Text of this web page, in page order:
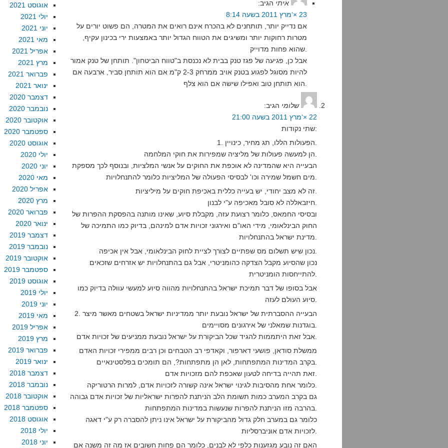
איתי הגיב:
23 ×‘מרץ 2011 בשעה 8:14
אם נדייק יותר, תותחנים לא בהכרח אינם רואים את המטרה, הם פשוט יורים על
מטרות רחוקות יותר ומשיגים את הטווח הגדול יותר באמצעות ירי בכינון עקיף,
אבל כן, פגיעה של פגז טנק בבית לא נכנסת ב"טווח הביטחון". תותחן של טנק אמור
להיות מסוגל לפגוע בטנק אויב ממרחק 2-3 ק"מ אם הוא תותחן סביר, ארבעה אם
שלומי הגיב:
22 ×‘מרץ 2011 בשעה 21:00
שתי נקודות:
הבעייה היא שהמדינה לא אוכפת את החוקים על אנשי המלציות, ובנוסף לכך מספקת
ובסיסי החמאס, כלומר רצועת עזה, מקבלת סיוע, שאינו מותנה בהפסקת ההפרות של
החוק הבינלאומי, מידי האו"ם ואירגוני זכויות אדם למינהם, בדיוק כמו התמיכה של
נכון שהסיוע מקבל הצדקה כהומניטרי, אבל גם בהתנחלויות יש אזרחים שזכאים
אבל בסופו של דבר תמיכת ישראל בהתנחלויות מהווה סיוע למעשי עוולה בדיוק כמו
2. הבעייה ההסברתית של ישראל נובעת יותר ממדיניות ישראל בשטחים מאשר מיצר
ממשלת סודאן, פושעי דארפור, וקאדפי רב הטבחים וכן רבים ממפירי זכויות האדם
גם בקרב המערב כמות תשומת הלב הניתנת להפרות ישראליות של זכויות אדם גבוהה
כלומר גם במערב חלק גדול מהביקורת על ישראל אינו ניתן להסברה רק ע"י דאגה
האם זה נובע מגזענות כלפי לא לבנים, כלומר הם פחות חשובים אז מה זה משנה אם
אוגוסט 2021
יולי 2021
יוני 2021
מאי 2021
אפריל 2021
מרץ 2021
פברואר 2021
ינואר 2021
דצמבר 2020
נובמבר 2020
אוקטובר 2020
ספטמבר 2020
אוגוסט 2020
יולי 2020
יוני 2020
מאי 2020
אפריל 2020
מרץ 2020
פברואר 2020
ינואר 2020
דצמבר 2019
נובמבר 2019
אוקטובר 2019
ספטמבר 2019
אוגוסט 2019
יולי 2019
יוני 2019
מאי 2019
אפריל 2019
מרץ 2019
פברואר 2019
ינואר 2019
דצמבר 2018
נובמבר 2018
אוקטובר 2018
ספטמבר 2018
אוגוסט 2018
יולי 2018
יוני 2018